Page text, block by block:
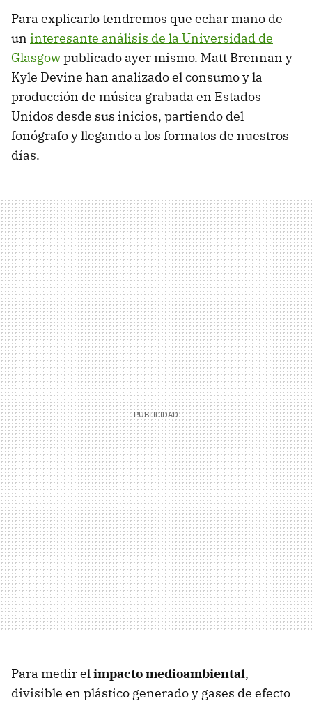
Para explicarlo tendremos que echar mano de
un interesante análisis de la Universidad de
Glasgowpublicado ayer mismo. Matt Brennan y
Kyle Devine han analizado el consumo y la
producción de música grabada en Estados
Unidos desde sus inicios, partiendo del
fonógrafo y llegando a los formatos de nuestros
días.
Para medir elimpacto medioambiental,
divisible en plástico generado y gases de efecto